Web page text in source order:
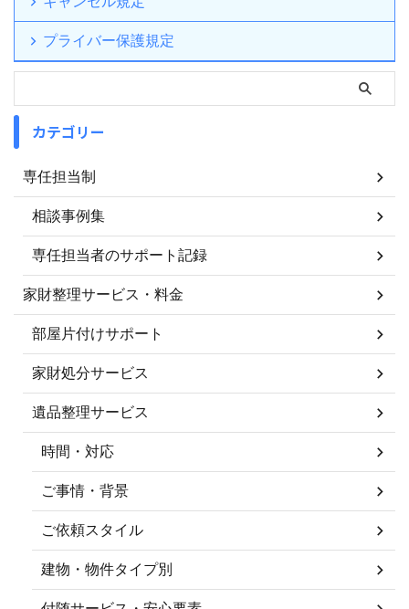
プライバー保護規定
カテゴリー
専任担当制
相談事例集
専任担当者のサポート記録
家財整理サービス・料金
部屋片付けサポート
家財処分サービス
遺品整理サービス
時間・対応
ご事情・背景
ご依頼スタイル
建物・物件タイプ別